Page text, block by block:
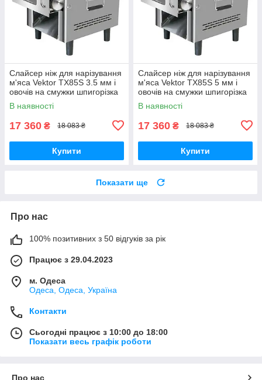
Слайсер ніж для нарізування
м'яса Vektor TX85S 3.5 мм і
овочів на смужки шпигорізка
В наявності
17 360 ₴ 18 083 ₴
Купити
Слайсер ніж для нарізування
м'яса Vektor TX85S 5 мм і
овочів на смужки шпигорізка
В наявності
17 360 ₴ 18 083 ₴
Купити
Показати ще
Про нас
100% позитивних з 50 відгуків за рік
Працює з 29.04.2023
м. Одеса
Одеса, Одеса, Україна
Контакти
Сьогодні працює з 10:00 до 18:00
Показати весь графік роботи
Про нас